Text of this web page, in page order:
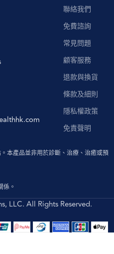
聯絡我們
免費諮詢
常見問題
顧客服務
退款與換貨
條款及細則
隱私權政策
免責聲明
本產品並非用於診斷、治療、治癒或預
係。
LLC. All Rights Reserved.